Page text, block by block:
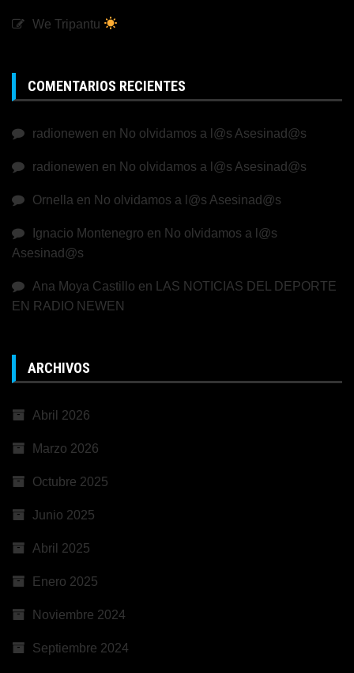
We Tripantu
COMENTARIOS RECIENTES
radionewen en No olvidamos a l@s Asesinad@s
radionewen en No olvidamos a l@s Asesinad@s
Ornella en No olvidamos a l@s Asesinad@s
Ignacio Montenegro en No olvidamos a l@s
Asesinad@s
Ana Moya Castillo en
LAS NOTICIAS DEL DEPORTE
EN RADIO NEWEN
ARCHIVOS
Abril 2026
Marzo 2026
Octubre 2025
Junio 2025
Abril 2025
Enero 2025
Noviembre 2024
Septiembre 2024